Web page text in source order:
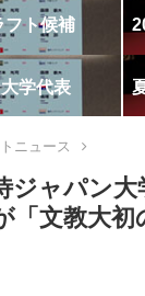
フト候補
学代表
ニュース
ャパン大
「文教大